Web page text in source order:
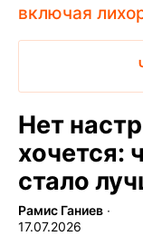
включая
Нет
хочется:
стало
Рамис Ганиев ∙
17.07.2026